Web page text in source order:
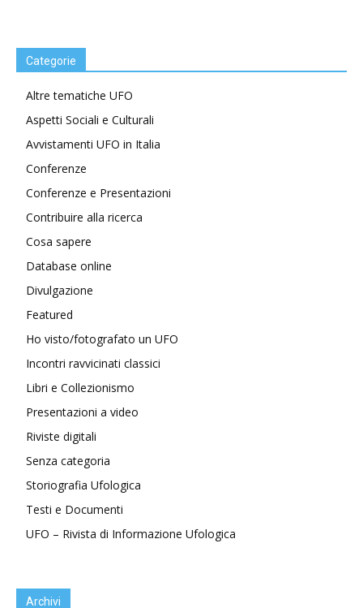
Categorie
Altre tematiche UFO
Aspetti Sociali e Culturali
Avvistamenti UFO in Italia
Conferenze
Conferenze e Presentazioni
Contribuire alla ricerca
Cosa sapere
Database online
Divulgazione
Featured
Ho visto/fotografato un UFO
Incontri ravvicinati classici
Libri e Collezionismo
Presentazioni a video
Riviste digitali
Senza categoria
Storiografia Ufologica
Testi e Documenti
UFO – Rivista di Informazione Ufologica
Archivi